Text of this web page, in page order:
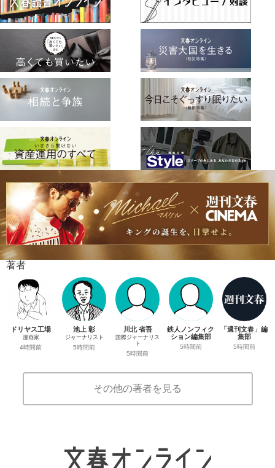
著者
ドリヤス工場
漫画家
4時間前
池上 彰
ジャーナリスト
5時間前
川北 省吾
国際ジャーナリス
ト
5時間前
鉄人ノンフィク
ション編集部
5時間前
「週刊文春」編
集部
5時間前
その他の著者を見る